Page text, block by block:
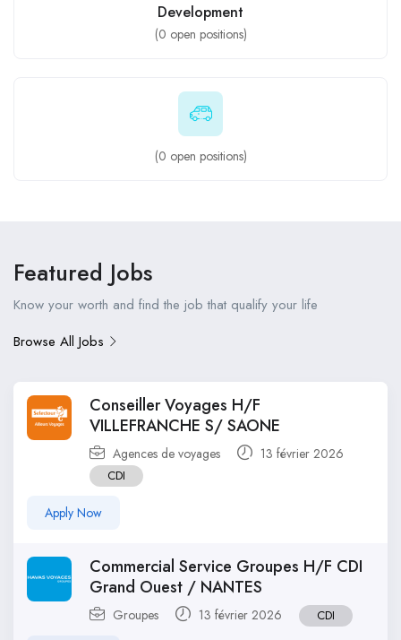
Development
(0 open positions)
(0 open positions)
Featured Jobs
Know your worth and find the job that qualify your life
Browse All Jobs
Conseiller Voyages H/F
VILLEFRANCHE S/ SAONE
Agences de voyages 13 février 2026
CDI
Apply Now
Commercial Service Groupes H/F CDI
Grand Ouest / NANTES
Groupes 13 février 2026 CDI